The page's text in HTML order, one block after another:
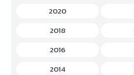
History (ประวัติศาสตร์)
Horror (สยองขวัญ)
Idols Female (ไอดอล หญิง)
Idols Male (ไอดอล ชาย)
2020
2018
2016
2014